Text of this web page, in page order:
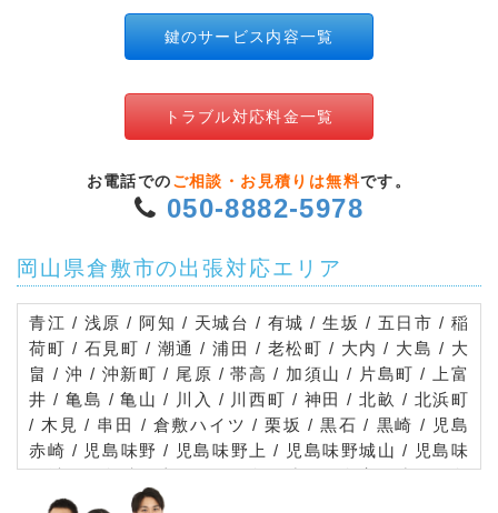
鍵のサービス内容一覧
トラブル対応料金一覧
お電話での ご相談・お見積りは無料です。
050-8882-5978
岡山県倉敷市の出張対応エリア
青江 / 浅原 / 阿知 / 天城台 / 有城 / 生坂 / 五日市 / 稲
荷町 / 石見町 / 潮通 / 浦田 / 老松町 / 大内 / 大島 / 大
畠 / 沖 / 沖新町 / 尾原 / 帯高 / 加須山 / 片島町 / 上富
井 / 亀島 / 亀山 / 川入 / 川西町 / 神田 / 北畝 / 北浜町
/ 木見 / 串田 / 倉敷ハイツ / 栗坂 / 黒石 / 黒崎 / 児島
赤崎 / 児島味野 / 児島味野上 / 児島味野城山 / 児島味
野城 / 児島味野山田町 / 児島阿津 / 児島宇野津 / 児島
駅前 / 児島小川 / 児島小川町 / 児島上の町 / 児島下の